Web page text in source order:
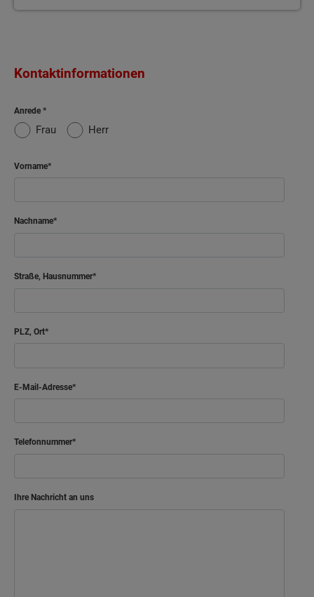
Kontaktinformationen
Anrede
Frau Herr
Vorname
Nachname
Straße, Hausnummer
PLZ, Ort
E-Mail-Adresse
Telefonnummer
Ihre Nachricht an uns